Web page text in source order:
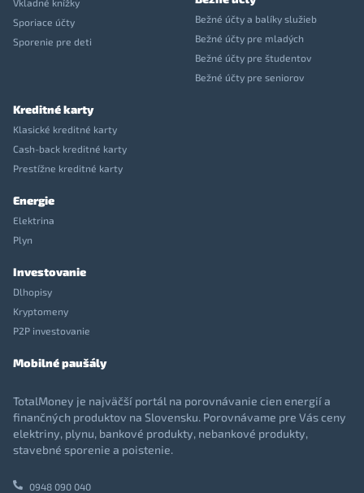
Vkladné knížky
Sporiace účty
Sporenie pre deti
Bežné účty a balíky služieb
Bežné účty pre mladých
Bežné účty pre študentov
Bežné účty pre seniorov
Kreditné karty
Klasické kreditné karty
Cash-back kreditné karty
Prestížne kreditné karty
Energie
Elektrina
Plyn
Investovanie
Dlhopisy
Kryptomeny
P2P investovanie
Mobilné paušály
TotalMoney je najväčší portál na porovnávanie cien energií a
finančných produktov na Slovensku. Porovnávame pre Vás ceny
elektriny, plynu, bankové produkty, nebankové produkty,
stavebné sporenie a poistenie.
0948 090 040